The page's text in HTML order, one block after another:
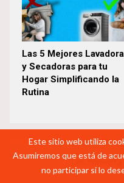
Las 5 Mejores
y Secadoras para tu
Hogar Simplificando la
Rutina
Los
Este sitio web utiliza
Asumiremos que está de
no participar si lo